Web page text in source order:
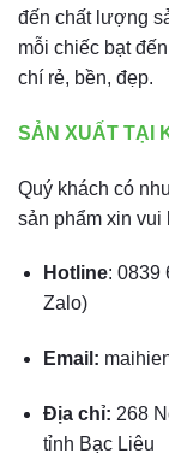
đến chất lượng
mỗi chiếc bạt
chí rẻ, bền, đẹp.
SẢN XUẤT TẠI
Quý khách có
sản phẩm xin vui
Hotline: 0839
Zalo)
Email:
Địa chỉ: 268
tỉnh Bạc Liêu